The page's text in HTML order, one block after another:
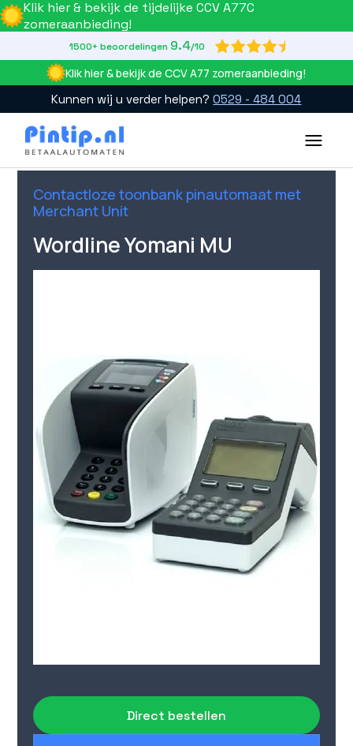
Klik hier & bekijk de tijdelijke CCV A77C
zomeraanbieding!
1500+ beoordelingen 9.4/10 
Klik hier & bekijk de CCV A77 zomeraanbieding!
Kunnen wij u verder helpen?0529 - 484 004
Contactloze toonbank pinautomaat met
Merchant Unit
Wordline Yomani MU
Direct bestellen